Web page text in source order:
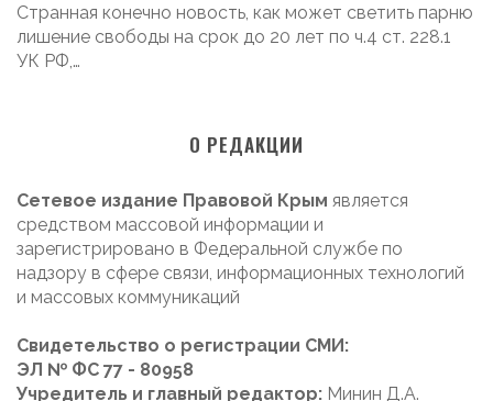
Странная конечно новость, как может светить парню
лишение свободы на срок до 20 лет по ч.4 ст. 228.1
УК РФ,…
О РЕДАКЦИИ
Сетевое издание Правовой Крым является
средством массовой информации и
зарегистрировано в Федеральной службе по
надзору в сфере связи, информационных технологий
и массовых коммуникаций
Свидетельство о регистрации СМИ:
ЭЛ № ФС 77 - 80958
Учредитель и главный редактор: Минин Д.А.